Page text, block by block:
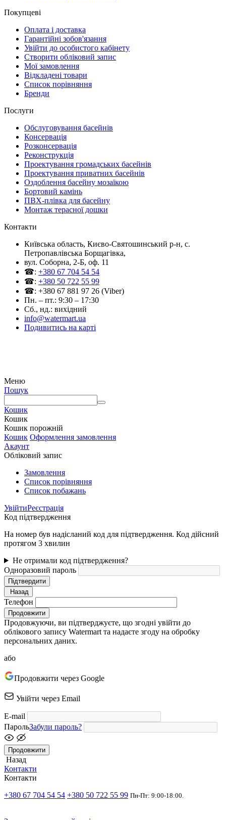
Покупцеві
Оплата і доставка
Гарантійні зобов'язання
Увійти до особистого кабінету
Створити обліковий запис
Мої замовлення
Відкладені товари
Список порівняння
Бренди
Послуги
Обслуговування басейнів
Консервація
Розконсервація
Реконструкція
Проектування громадських басейнів
Проектування приватних басейнів
Оздоблення басейну мозаїкою
Бортовий камінь
ПВХ-плівка для басейну
Монтаж терасної дошки
Контакти
Київська область, Києво-Святошинський р-н, c.
Петропавлівська Борщагівка,
вул. Соборна, 2-Б, оф. 11
☎: +380 67 704 54 54
☎: +380 50 722 55 99
☎: +380 67 881 97 26 (Viber)
Пн. – пт.: 9:30 – 17:30
Сб., нд.: вихідний
info@watermart.ua
Подивитись на карті
Меню
Пошук
Кошик
Кошик
Кошик порожній
Кошик Оформлення замовлення
Акаунт
Обліковий запис
Замовлення
Cписок порівняння
Список побажань
УвійтиРеєстрація
Код підтвердження
На номер був надісланий код для підтвердження. Код дійсний
протягом 3 хвилин
Не отримали код підтвердження?
Одноразовий пароль
Підтвердити
Назад
Телефон
Продовжити
Продовжуючи, ви підтверджуєте, що згодні увійти до
облікового запису Watermart та надаєте згоду на обробку
персональних даних.
або
Продовжити через Google
Увійти через Email
E-mail
ПарольЗабули пароль?
Продовжити
Назад
Контакти
Контакти
+380 67 704 54 54 +380 50 722 55 99 Пн-Пт: 9:00-18:00.